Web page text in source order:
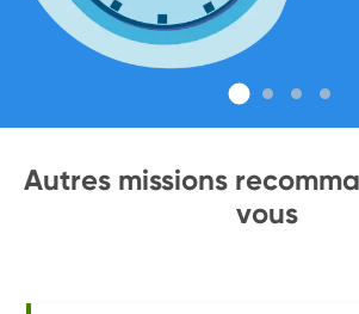
Autres missions
vous